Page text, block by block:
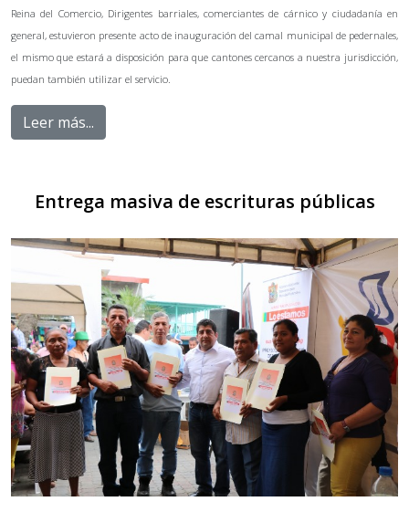
Reina del Comercio, Dirigentes barriales, comerciantes de cárnico y ciudadanía en
general, estuvieron presente acto de inauguración del camal municipal de pedernales,
el mismo que estará a disposición para que cantones cercanos a nuestra jurisdicción,
puedan también utilizar el servicio.
Leer más...
Entrega masiva de escrituras públicas